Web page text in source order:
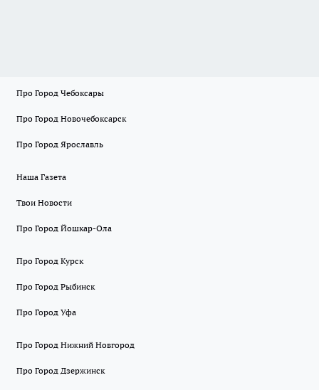
Про Город Чебоксары
Про Город Новочебоксарск
Про Город Ярославль
Наша Газета
Твои Новости
Про Город Йошкар-Ола
Про Город Курск
Про Город Рыбинск
Про Город Уфа
Про Город Нижний Новгород
Про Город Дзержинск